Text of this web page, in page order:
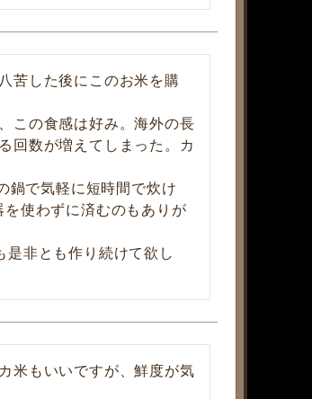
苦した後にこのお米を購
この食感は好み。海外の長
回数が増えてしまった。カ
鍋で気軽に短時間で炊け
使わずに済むのもありが
非とも作り続けて欲し
米もいいですが、鮮度が気